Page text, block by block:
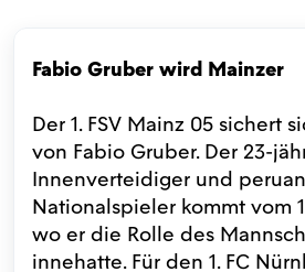
Fabio Gruber wird Mainzer
Der 1. FSV Mainz 05 sichert
von Fabio Gruber. Der 23-
Innenverteidiger und
Nationalspieler kommt vom
wo er die Rolle des
innehatte. Für den 1. FC